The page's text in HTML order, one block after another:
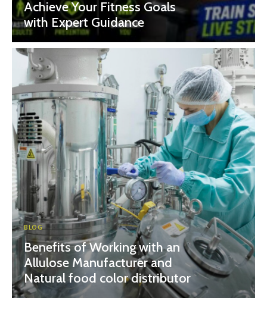
Achieve Your Fitness Goals
with Expert Guidance
BLOG
Benefits of Working with an
Allulose Manufacturer and
Natural food color distributor